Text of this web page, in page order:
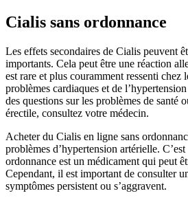
Cialis sans ordonnance
Les effets secondaires de Cialis peuvent
importants. Cela peut être une réaction
est rare et plus couramment ressenti chez
problèmes cardiaques et de
des questions sur les problèmes de santé
érectile, consultez votre médecin.
Acheter du Cialis en ligne sans
problèmes d’hypertension artérielle.
ordonnance est un médicament qui peut
Cependant, il est important de consulter
symptômes persistent ou s’aggravent.